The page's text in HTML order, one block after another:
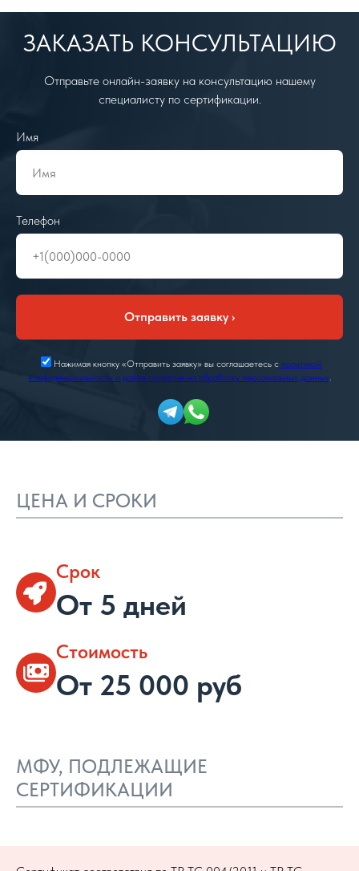
ЗАКАЗАТЬ КОНСУЛЬТАЦИЮ
Отправьте онлайн-заявку на консультацию нашему
специалисту по сертификации.
Имя
Телефон
Отправить заявку ›
Нажимая кнопку «Отправить заявку» вы соглашаетесь сполитикой
конфиденциальности и даёте согласие на обработку персональных данных.
ЦЕНА И СРОКИ
Срок
От 5 дней
Стоимость
От 25 000 руб
МФУ, ПОДЛЕЖАЩИЕ
СЕРТИФИКАЦИИ